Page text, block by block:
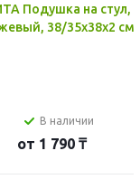
Подушка на стул,
38/35x38x2 см
В наличии
от 1 790 ₸